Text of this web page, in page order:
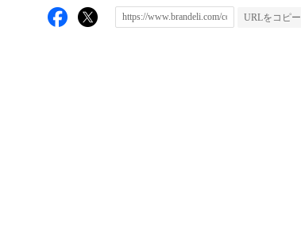
URLをコピー